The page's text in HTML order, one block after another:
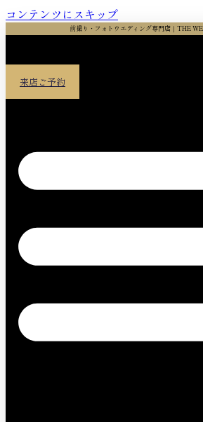
コンテンツにスキップ
前撮り・フォトウエディング専門店｜THE
来店ご予約